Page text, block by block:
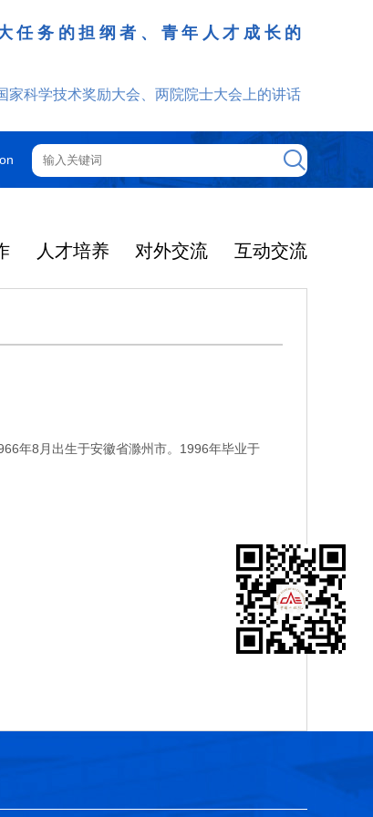
任务的担纲者、青年人才成长的
科学技术奖励大会、两院院士大会上的讲话
人才培养 对外交流 互动交流
年8月出生于安徽省滁州市。1996年毕业于